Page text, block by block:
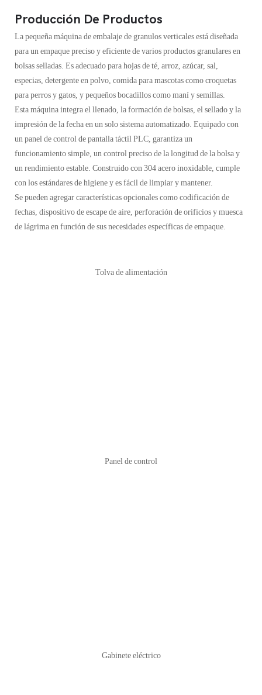
Producción De Productos
La pequeña máquina de embalaje de granulos verticales está diseñada
para un empaque preciso y eficiente de varios productos granulares en
bolsas selladas. Es adecuado para hojas de té, arroz, azúcar, sal,
especias, detergente en polvo, comida para mascotas como croquetas
para perros y gatos, y pequeños bocadillos como maní y semillas.
Esta máquina integra el llenado, la formación de bolsas, el sellado y la
impresión de la fecha en un solo sistema automatizado. Equipado con
un panel de control de pantalla táctil PLC, garantiza un
funcionamiento simple, un control preciso de la longitud de la bolsa y
un rendimiento estable. Construido con 304 acero inoxidable, cumple
con los estándares de higiene y es fácil de limpiar y mantener.
Se pueden agregar características opcionales como codificación de
fechas, dispositivo de escape de aire, perforación de orificios y muesca
de lágrima en función de sus necesidades específicas de empaque.
Tolva de alimentación
Panel de control
Gabinete eléctrico